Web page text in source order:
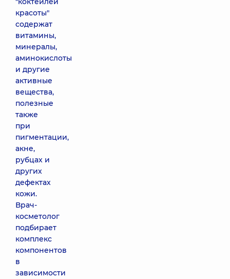
Биоревитализация
(1 шприц) Teosyal
Redensity (I) 3 ml.
25240 грн
Полинуклеотиды
(1 шприц) Rejuran
HB plus
9540 грн
Botox (1 единица)
Dysport (1
единица)
250 грн
Ботулинотерапия
Neuronox
красоты"
содержат
витамины,
минералы,
аминокислоты
и другие
активные
вещества,
полезные
также
при
пигментации,
акне,
рубцах и
других
дефектах
кожи.
Врач-
косметолог
подбирает
комплекс
компонентов
в
зависимости